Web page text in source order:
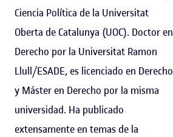
Ciencia Política de la Universitat
Oberta de Catalunya (UOC). Doctor en
Derecho por la Universitat Ramon
Llull/ESADE, es licenciado en Derecho
y Máster en Derecho por la misma
universidad. Ha publicado
extensamente en temas de la